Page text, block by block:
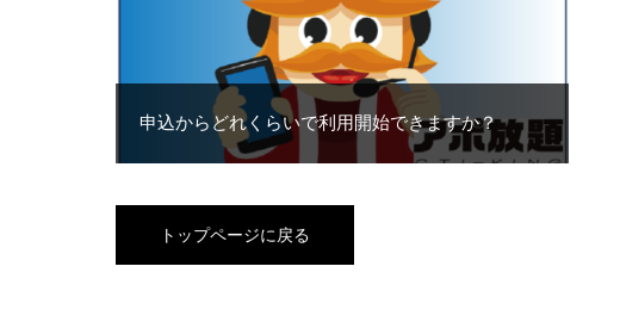
申込からどれくらいで利用開始できますか？
トップページに戻る